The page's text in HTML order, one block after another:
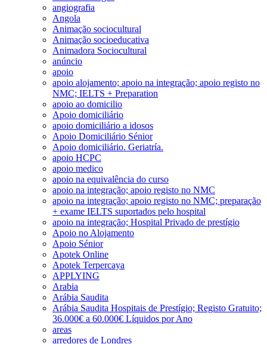
angiografia
Angola
Animação sociocultural
Animação socioeducativa
Animadora Sociocultural
anúncio
apoio
apoio alojamento; apoio na integração; apoio registo no
NMC; IELTS + Preparation
apoio ao domicilio
Apoio domiciliário
apoio domiciliário a idosos
Apoio Domiciliário Sénior
Apoio domiciliário. Geriatría.
apoio HCPC
apoio medico
apoio na equivalência do curso
apoio na integração; apoio registo no NMC
apoio na integração; apoio registo no NMC; preparação
+ exame IELTS suportados pelo hospital
apoio na integração; Hospital Privado de prestígio
Apoio no Alojamento
Apoio Sénior
Apotek Online
Apotek Terpercaya
APPLYING
Arabia
Arábia Saudita
Arábia Saudita Hospitais de Prestígio; Registo Gratuito;
36.000€ a 60.000€ Líquidos por Ano
areas
arredores de Londres